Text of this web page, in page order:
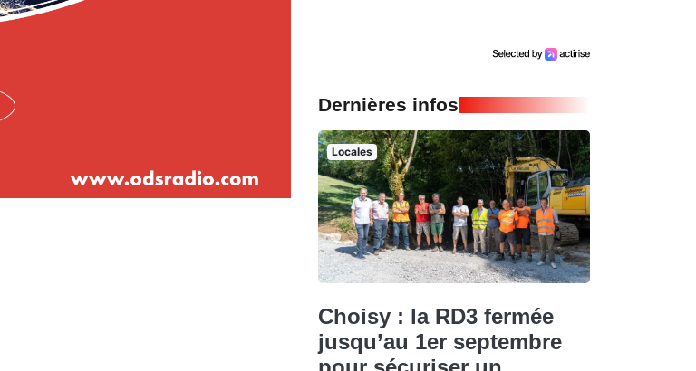
Dernières infos
Locales
Choisy : la RD3 fermée
jusqu’au 1er septembre